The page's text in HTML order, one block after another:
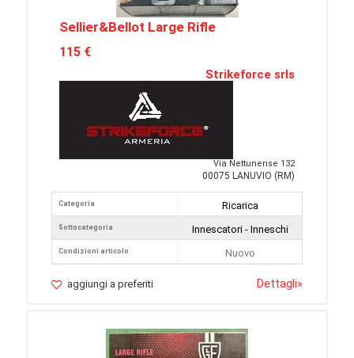
Sellier&Bellot Large Rifle
115 €
Strikeforce srls
Via Nettunense 132
00075 LANUVIO (RM)
Categoria
Sottocategoria
Condizioni articolo
Ricarica
Innescatori - Inneschi
Nuovo
aggiungi a preferiti Dettagli»